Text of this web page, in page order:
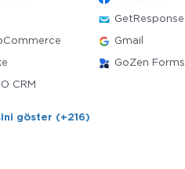
GetResponse
Gmail
GoZen Forms
CRM
göster (+216)